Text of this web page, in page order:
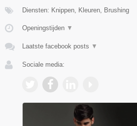
Diensten: Knippen, Kleuren, Brushing
Openingstijden ▼
Laatste facebook posts ▼
Sociale media: